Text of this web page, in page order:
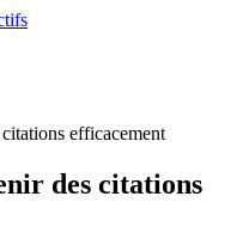
efficacement
des citations